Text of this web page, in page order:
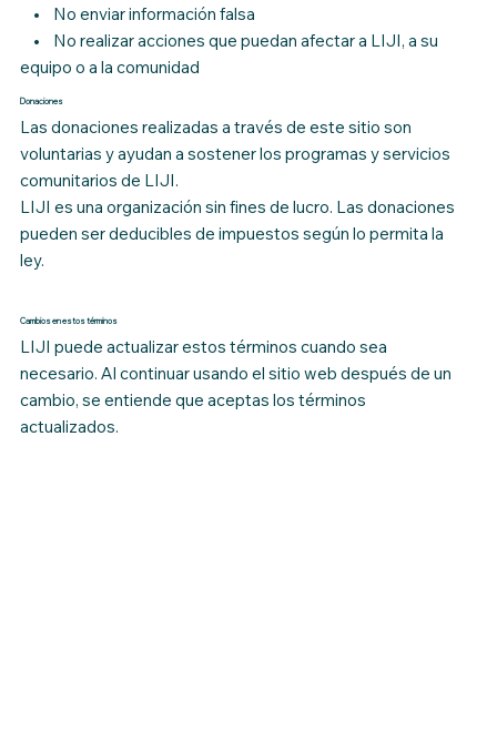
• No enviar información falsa
• No realizar acciones que puedan afectar a LIJI, a su
equipo o a la comunidad
Donaciones
Las donaciones realizadas a través de este sitio son
voluntarias y ayudan a sostener los programas y servicios
comunitarios de LIJI.
LIJI es una organización sin fines de lucro. Las donaciones
pueden ser deducibles de impuestos según lo permita la
ley.
Cambios en estos términos
LIJI puede actualizar estos términos cuando sea
necesario. Al continuar usando el sitio web después de un
cambio, se entiende que aceptas los términos
actualizados.